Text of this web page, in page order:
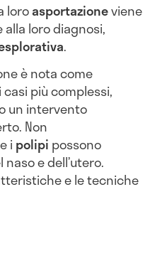
loroasportazioneviene
loro diagnosi,
.
è nota come
più complessi,
un intervento
Non
i polipi possono
e dell’utero.
e le tecniche